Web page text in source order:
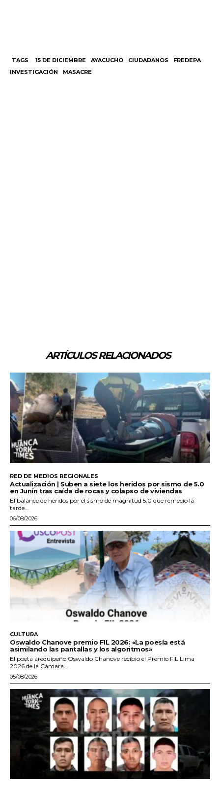
TAGS 15 DE DICIEMBRE AYACUCHO CIUDADANOS
FREDEPA
INVESTIGACIÓN
MASACRE
ARTÍCULOS RELACIONADOS
RED DE MEDIOS REGIONALES
Actualización | Suben a siete los heridos por sismo de 5.0
en Junín tras caída de rocas y colapso de viviendas
El balance de heridos por el sismo de magnitud 5.0 que remeció la
tarde...
06/08/2026
CULTURA
Oswaldo Chanove premio FIL 2026: «La poesía está
asimilando las pantallas y los algoritmos»
El poeta arequipeño Oswaldo Chanove recibió el Premio FIL Lima
2026 de la Cámara...
05/08/2026